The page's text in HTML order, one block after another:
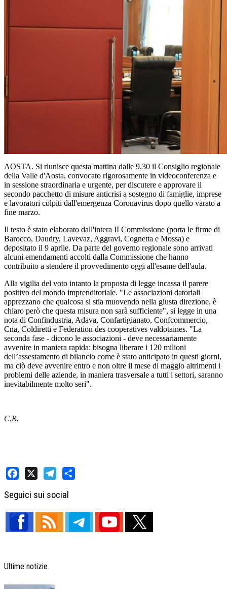
AOSTA. Si riunisce questa mattina dalle 9.30 il Consiglio regionale
della Valle d'Aosta, convocato rigorosamente in videoconferenza e
in sessione straordinaria e urgente, per discutere e approvare il
secondo pacchetto di misure anticrisi a sostegno di famiglie, imprese
e lavoratori colpiti dall'emergenza Coronavirus dopo quello varato a
fine marzo.
Il testo è stato elaborato dall'intera II Commissione (porta le firme di
Barocco, Daudry, Lavevaz, Aggravi, Cognetta e Mossa) e
depositato il 9 aprile. Da parte del governo regionale sono arrivati
alcuni emendamenti accolti dalla Commissione che hanno
contribuito a stendere il provvedimento oggi all'esame dell'aula.
Alla vigilia del voto intanto la proposta di legge incassa il parere
positivo del mondo imprenditoriale. "Le associazioni datoriali
apprezzano che qualcosa si stia muovendo nella giusta direzione, è
chiaro però che questa misura non sarà sufficiente", si legge in una
nota di Confindustria, Adava, Confartigianato, Confcommercio,
Cna, Coldiretti e Federation des cooperatives valdotaines. "La
seconda fase - dicono le associazioni - deve necessariamente
avvenire in maniera rapida: bisogna liberare i 120 milioni
dell’assestamento di bilancio come è stato anticipato in questi giorni,
ma ciò deve avvenire entro e non oltre il mese di maggio altrimenti i
problemi delle aziende, in maniera trasversale a tutti i settori, saranno
inevitabilmente molto seri".
C.R.
Seguici sui social
Ultime notizie